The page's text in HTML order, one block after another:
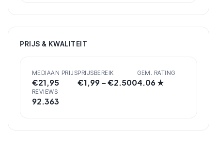
PRIJS & KWALITEIT
MEDIAAN PRIJS
€21,95
PRIJSBEREIK
€1,99– €2.500
GEM. RATING
4.06★
REVIEWS
92.363